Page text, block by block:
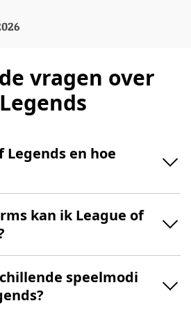
vragen over
Legends en hoe
kan ik League of
speelmodi